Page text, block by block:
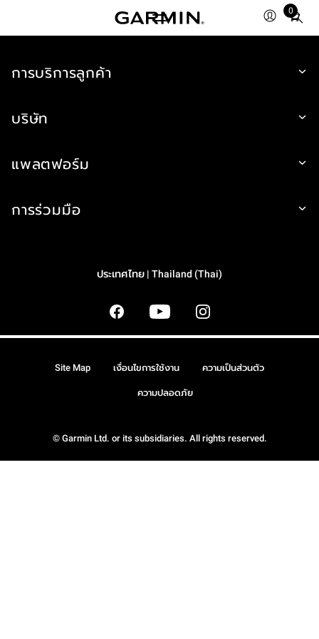
0
Total
items
cart:
การบริการลูกค้า
บริษัท
แพลตฟอร์ม
การร่วมมือ
ประเทศไทย | Thailand (Thai)
© Garmin Ltd. or its subsidiaries. All rights reserved.
Site Map เงื่อนไขการใช้งาน ความเป็นส่วนตัว
ความปลอดภัย